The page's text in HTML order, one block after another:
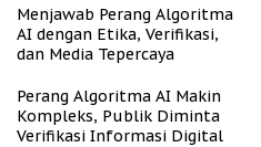
Menjawab Perang Algoritma
AI dengan Etika, Verifikasi,
dan Media Tepercaya
Perang Algoritma AI Makin
Kompleks, Publik Diminta
Verifikasi Informasi Digital